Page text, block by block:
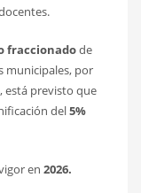
fraccionadode
municipales, por
está previsto que
del5%
en 2026.